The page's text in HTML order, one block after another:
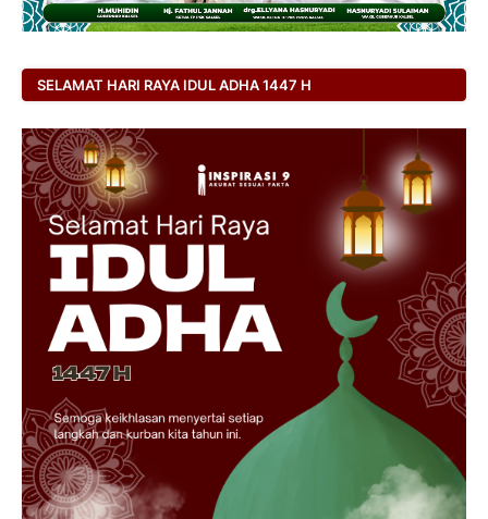
SELAMAT HARI RAYA IDUL ADHA 1447 H